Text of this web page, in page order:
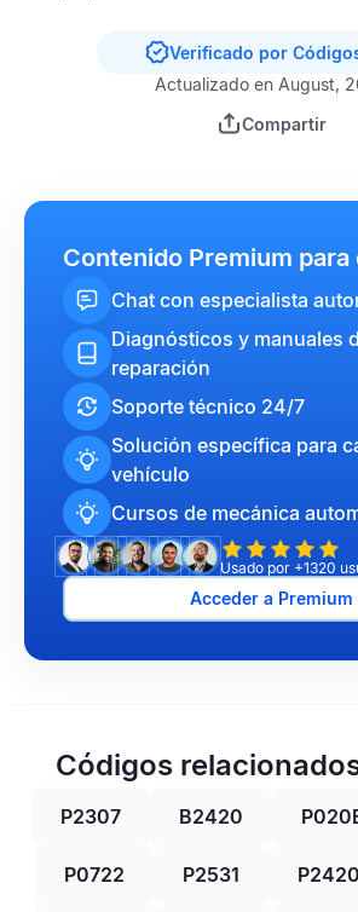
Verificado por
Actualizado en August,
Compartir
Contenido Premium para
Chat con especialista
Diagnósticos y manuales
reparación
Soporte técnico 24/7
Solución específica para
vehículo
Cursos de mecánica
Usado por +1320
Acceder a Premium
Códigos
P2307 B2420
P0722 P2531 P2420